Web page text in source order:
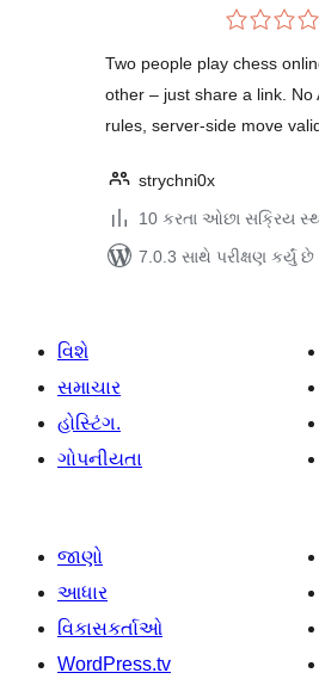
Two people play chess
other – just share a link. No
rules, server-side move
strychni0x
10 કરતા ઓછા સક્રિય
7.0.3 સાથે પરીક્ષણ કર્યું છે
વિશે
સમાચાર
હોસ્ટિંગ.
ગોપનીયતા
જાણો
આધાર
વિકાસકર્તાઓ
WordPress.tv